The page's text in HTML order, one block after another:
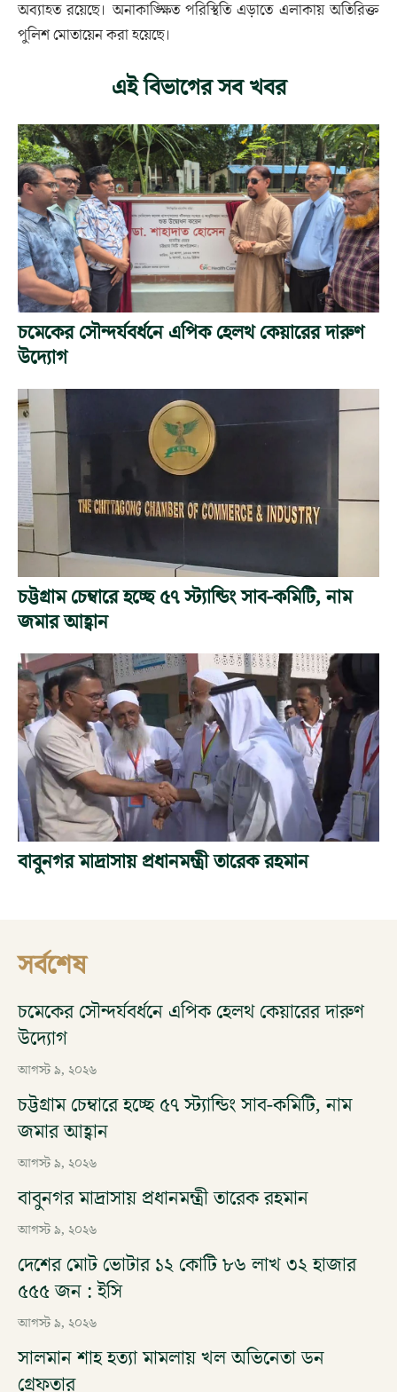
অব্যাহত রয়েছে। অনাকাঙ্ক্ষিত পরিস্থিতি এড়াতে এলাকায় অতিরিক্ত
পুলিশ মোতায়েন করা হয়েছে।
এই বিভাগের সব খবর
চমেকের সৌন্দর্যবর্ধনে এপিক হেলথ কেয়ারের দারুণ
উদ্যোগ
চট্টগ্রাম চেম্বারে হচ্ছে ৫৭ স্ট্যান্ডিং সাব-কমিটি, নাম
জমার আহ্বান
বাবুনগর মাদ্রাসায় প্রধানমন্ত্রী তারেক রহমান
সর্বশেষ
চমেকের সৌন্দর্যবর্ধনে এপিক হেলথ কেয়ারের দারুণ
উদ্যোগ
আগস্ট ৯, ২০২৬
চট্টগ্রাম চেম্বারে হচ্ছে ৫৭ স্ট্যান্ডিং সাব-কমিটি, নাম
জমার আহ্বান
আগস্ট ৯, ২০২৬
বাবুনগর মাদ্রাসায় প্রধানমন্ত্রী তারেক রহমান
আগস্ট ৯, ২০২৬
দেশের মোট ভোটার ১২ কোটি ৮৬ লাখ ৩২ হাজার
৫৫৫ জন : ইসি
আগস্ট ৯, ২০২৬
সালমান শাহ হত্যা মামলায় খল অভিনেতা ডন
গ্রেফতার